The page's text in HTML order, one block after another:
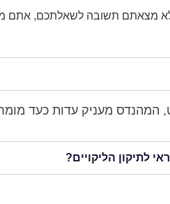
מצאתם תשובה לשאלתכם, אתם
מעניק עדות כעד
לתיקון הליקויים?